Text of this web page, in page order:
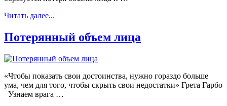
Читать далее...
Потерянный объем лица
«Чтобы показать свои достоинства, нужно гораздо больше
ума, чем для того, чтобы скрыть свои недостатки» Грета Гарбо
Узнаем врага …